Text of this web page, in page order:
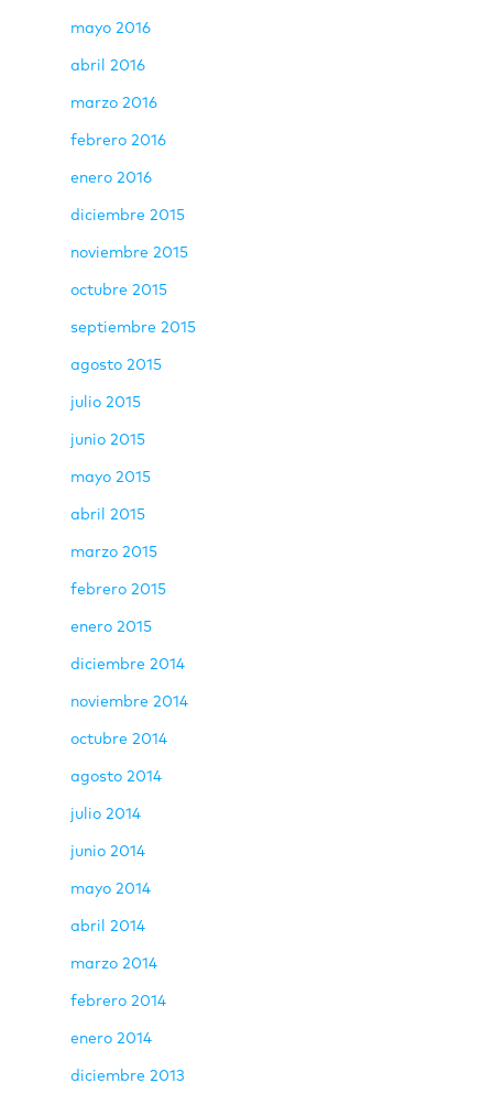
mayo 2016
abril 2016
marzo 2016
febrero 2016
enero 2016
diciembre 2015
noviembre 2015
octubre 2015
septiembre 2015
agosto 2015
julio 2015
junio 2015
mayo 2015
abril 2015
marzo 2015
febrero 2015
enero 2015
diciembre 2014
noviembre 2014
octubre 2014
agosto 2014
julio 2014
junio 2014
mayo 2014
abril 2014
marzo 2014
febrero 2014
enero 2014
diciembre 2013